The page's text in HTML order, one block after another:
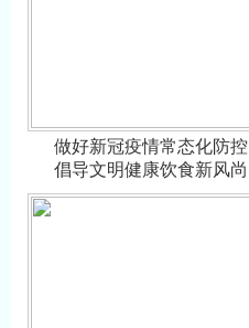
做好新冠疫情常态化防控
倡导文明健康饮食新风尚